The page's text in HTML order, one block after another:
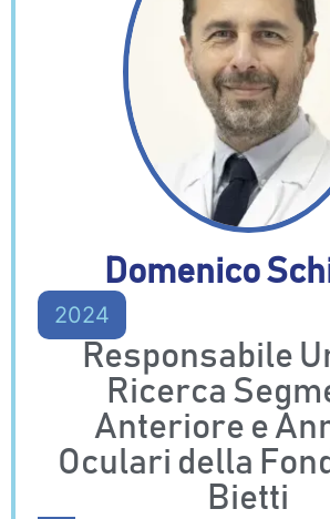
Domenico
2024
Responsabile
Ricerca
Anteriore e
Oculari della
Bietti